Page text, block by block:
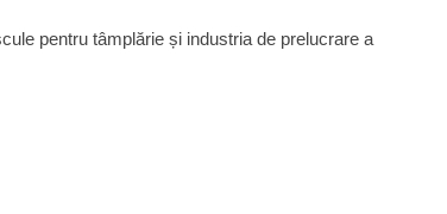
pentru tâmplărie și industria de prelucrare a